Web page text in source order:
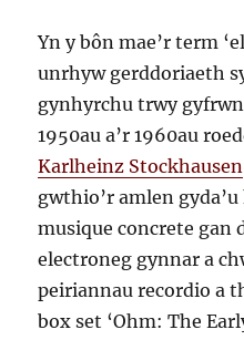
Yn y bôn mae’r term
unrhyw gerddoriaeth
gynhyrchu trwy
1950au a’r 1960au
Karlheinz Stockhausen
gwthio’r amlen
musique concrete gan
electroneg gynnar a
peiriannau recordio a
box set ‘Ohm: The